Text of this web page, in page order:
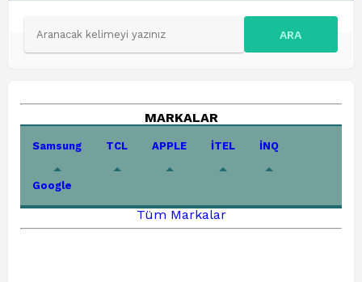
ARA
MARKALAR
Samsung TCL APPLE İTEL İNQ
Google
Tüm Markalar